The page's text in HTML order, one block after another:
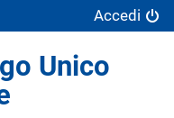
Accedi
Unico